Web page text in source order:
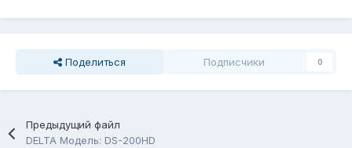
Поделиться Подписчики 0
Предыдущий файл
DELTA Модель: DS-200HD